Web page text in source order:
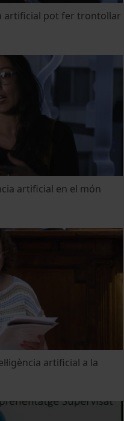
artificial pot fer trontollar
artificial en el món
artificial a la